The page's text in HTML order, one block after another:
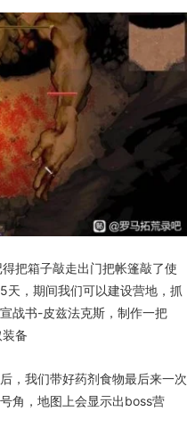
把箱子敲走出门把帐篷敲了使
天，期间我们可以建设营地，抓
战书-皮兹法克斯，制作一把
备
，我们带好药剂食物最后来一次
角，地图上会显示出boss营